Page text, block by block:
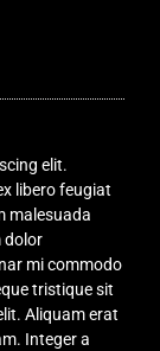
elit.
libero feugiat
malesuada
dolor
mi commodo
tristique sit
Aliquam erat
Integer a